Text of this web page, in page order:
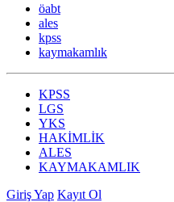
öabt
ales
kpss
kaymakamlık
KPSS
LGS
YKS
HAKİMLİK
ALES
KAYMAKAMLIK
Giriş Yap Kayıt Ol